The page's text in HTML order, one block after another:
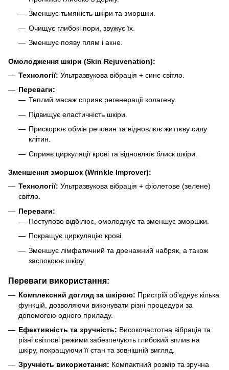
Зменшує тьмяність шкіри та зморшки.
Очищує глибокі пори, звужує їх.
Зменшує появу плям і акне.
Омолодження шкіри (Skin Rejuvenation):
Технології: Ультразвукова вібрація + синє світло.
Переваги:
Теплий масаж сприяє регенерації колагену.
Підвищує еластичність шкіри.
Прискорює обмін речовин та відновлює життєву силу
клітин.
Сприяє циркуляції крові та відновлює блиск шкіри.
Зменшення зморшок (Wrinkle Improver):
Технології: Ультразвукова вібрація + фіолетове (зелене)
світло.
Переваги:
Поступово відбілює, омолоджує та зменшує зморшки.
Покращує циркуляцію крові.
Зменшує лімфатичний та дренажний набряк, а також
заспокоює шкіру.
Переваги використання:
Комплексний догляд за шкірою: Пристрій об'єднує кілька
функцій, дозволяючи виконувати різні процедури за
допомогою одного приладу.
Ефективність та зручність: Високочастотна вібрація та
різні світлові режими забезпечують глибокий вплив на
шкіру, покращуючи її стан та зовнішній вигляд.
Зручність використання: Компактний розмір та зручна